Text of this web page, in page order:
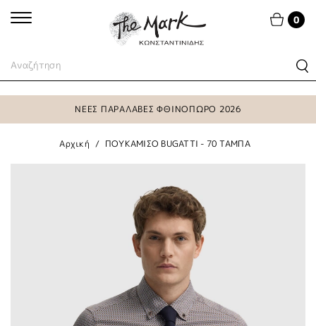
0
ΝΕΕΣ ΠΑΡΑΛΑΒΕΣ ΦΘΙΝΟΠΩΡΟ 2026
Αρχική ΠΟΥΚΑΜΙΣΟ BUGATTI - 70 ΤΑΜΠΑ